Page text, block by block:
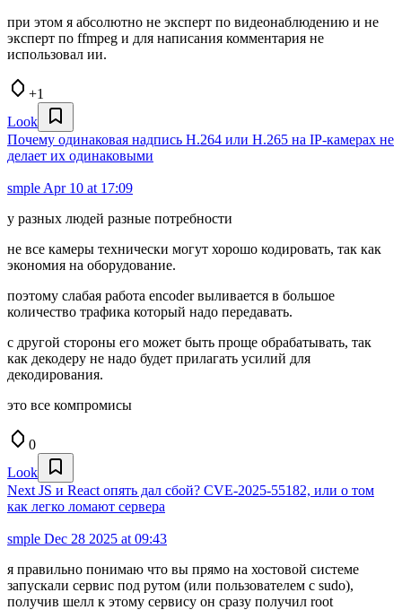
при этом я абсолютно не эксперт по видеонаблюдению и не
эксперт по ffmpeg и для написания комментария не
использовал ии.
+1
Look
Почему одинаковая надпись H.264 или H.265 на IP-камерах не
делает их одинаковыми
smple Apr 10 at 17:09
у разных людей разные потребности
не все камеры технически могут хорошо кодировать, так как
экономия на оборудование.
поэтому слабая работа encoder выливается в большое
количество трафика который надо передавать.
с другой стороны его может быть проще обрабатывать, так
как декодеру не надо будет прилагать усилий для
декодирования.
это все компромисы
0
Look
Next JS и React опять дал сбой? CVE-2025-55182, или о том
как легко ломают сервера
smple Dec 28 2025 at 09:43
я правильно понимаю что вы прямо на хостовой системе
запускали сервис под рутом (или пользователем с sudo),
получив шелл к этому сервису он сразу получил root